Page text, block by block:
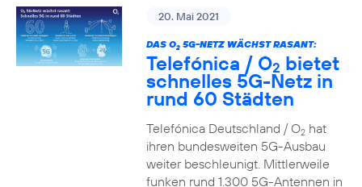
20. Mai 2021
DAS O25G-NETZ WÄCHST RASANT:
Telefónica / O2 bietet
schnelles 5G-Netz in
rund 60 Städten
Telefónica Deutschland / O2hat
ihren bundesweiten 5G-Ausbau
weiter beschleunigt. Mittlerweile
funken rund 1.300 5G-Antennen in